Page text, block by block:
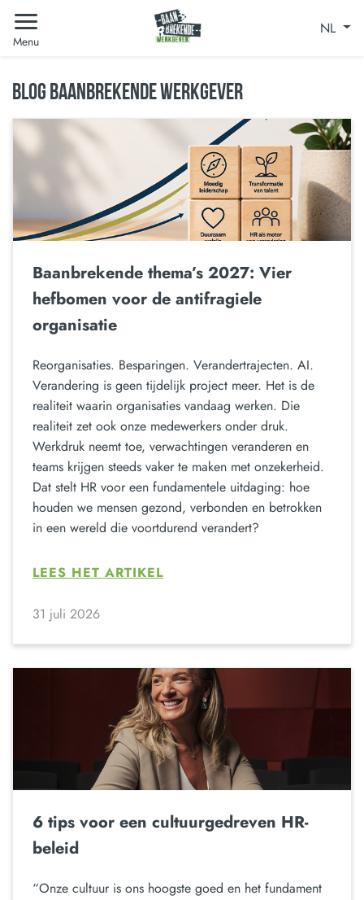
Menu
NL
BLOG BAANBREKENDE WERKGEVER
Baanbrekende thema’s 2027: Vier
hefbomen voor de antifragiele
organisatie
Reorganisaties. Besparingen. Verandertrajecten. AI.
Verandering is geen tijdelijk project meer. Het is de
realiteit waarin organisaties vandaag werken. Die
realiteit zet ook onze medewerkers onder druk.
Werkdruk neemt toe, verwachtingen veranderen en
teams krijgen steeds vaker te maken met onzekerheid.
Dat stelt HR voor een fundamentele uitdaging: hoe
houden we mensen gezond, verbonden en betrokken
in een wereld die voortdurend verandert?
LEES HET ARTIKEL
31 juli 2026
6 tips voor een cultuurgedreven HR-
beleid
“Onze cultuur is ons hoogste goed en het fundament